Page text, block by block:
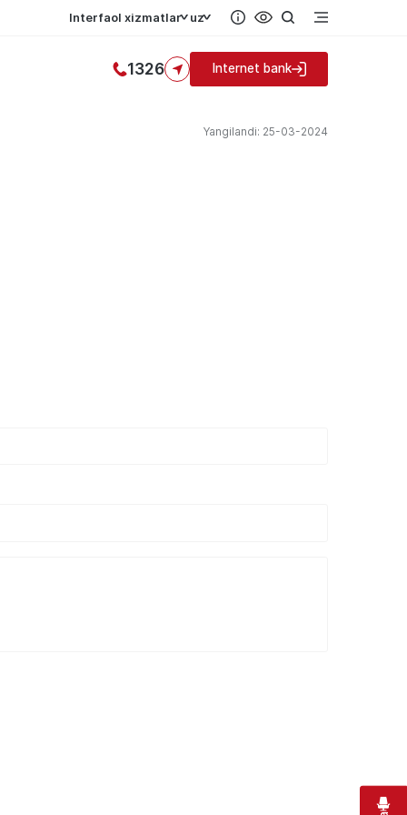
Interfaol xizmatlar uz
1326 Internet bank
Yangilandi: 25-03-2024